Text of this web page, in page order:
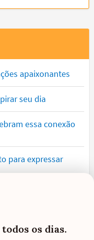
apaixonantes
seu dia
essa conexão
para expressar
o coração e
encher você de
os dias.